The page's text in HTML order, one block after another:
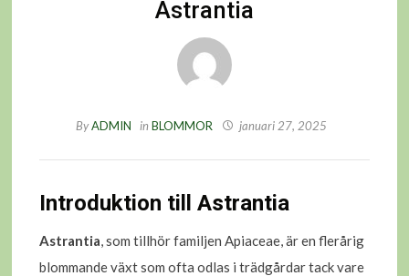
Astrantia
ByADMIN inBLOMMOR januari 27, 2025
Introduktion till Astrantia
Astrantia, som tillhör familjen Apiaceae, är en flerårig
blommande växt som ofta odlas i trädgårdar tack vare